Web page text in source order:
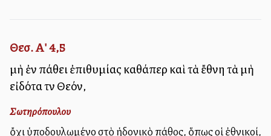
Θεσ. Α' 4,5
μὴ ἐν πάθει ἐπιθυμίας καθάπερ καὶ τὰ ἔθνη τὰ μὴ
εἰδότα τὸν Θεόν,
Σωτηρόπουλου
ὄχι ὑποδουλωμένο στὸ ἡδονικὸ πάθος, ὅπως οἱ ἐθνικοί,